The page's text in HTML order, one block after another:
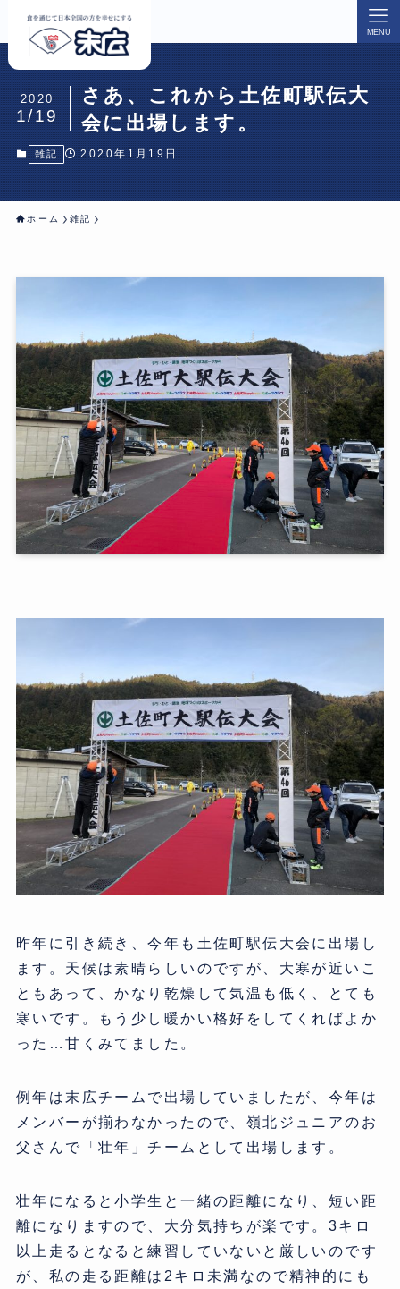
MENU
さあ、これから土佐町駅伝大
会に出場します。
2020
1/19
雑記 2020年1月19日
ホーム 雑記
昨年に引き続き、今年も土佐町駅伝大会に出場し
ます。天候は素晴らしいのですが、大寒が近いこ
ともあって、かなり乾燥して気温も低く、とても
寒いです。もう少し暖かい格好をしてくればよか
った…甘くみてました。
例年は末広チームで出場していましたが、今年は
メンバーが揃わなかったので、嶺北ジュニアのお
父さんで「壮年」チームとして出場します。
壮年になると小学生と一緒の距離になり、短い距
離になりますので、大分気持ちが楽です。3キロ
以上走るとなると練習していないと厳しいのです
が、私の走る距離は2キロ未満なので精神的にも